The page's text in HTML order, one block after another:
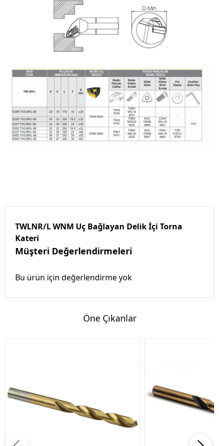
TWLNR/L WNM Uç Bağlayan Delik İçi Torna
Kateri
Müşteri Değerlendirmeleri
Bu ürün için değerlendirme yok
Öne Çıkanlar